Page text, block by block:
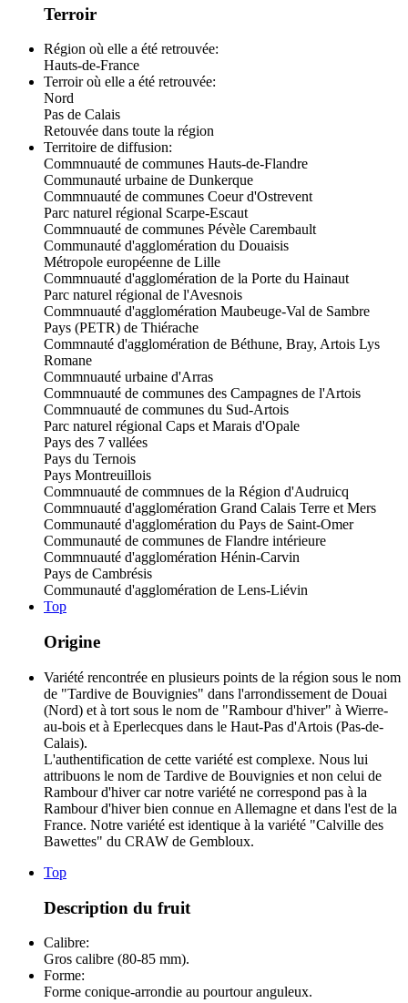
Terroir
Région où elle a été retrouvée:
Hauts-de-France
Terroir où elle a été retrouvée:
Nord
Pas de Calais
Retouvée dans toute la région
Territoire de diffusion:
Commnuauté de communes Hauts-de-Flandre
Communauté urbaine de Dunkerque
Commnuauté de communes Coeur d'Ostrevent
Parc naturel régional Scarpe-Escaut
Commnuauté de communes Pévèle Carembault
Communauté d'agglomération du Douaisis
Métropole européenne de Lille
Commnuauté d'agglomération de la Porte du Hainaut
Parc naturel régional de l'Avesnois
Commnuauté d'agglomération Maubeuge-Val de Sambre
Pays (PETR) de Thiérache
Commnauté d'agglomération de Béthune, Bray, Artois Lys
Romane
Commnuauté urbaine d'Arras
Commnuauté de communes des Campagnes de l'Artois
Commnuauté de communes du Sud-Artois
Parc naturel régional Caps et Marais d'Opale
Pays des 7 vallées
Pays du Ternois
Pays Montreuillois
Commnuauté de commnues de la Région d'Audruicq
Commnuauté d'agglomération Grand Calais Terre et Mers
Communauté d'agglomération du Pays de Saint-Omer
Communauté de communes de Flandre intérieure
Commnuauté d'agglomération Hénin-Carvin
Pays de Cambrésis
Communauté d'agglomération de Lens-Liévin
Top
Origine
Variété rencontrée en plusieurs points de la région sous le nom
de "Tardive de Bouvignies" dans l'arrondissement de Douai
(Nord) et à tort sous le nom de "Rambour d'hiver" à Wierre-
au-bois et à Eperlecques dans le Haut-Pas d'Artois (Pas-de-
Calais).
L'authentification de cette variété est complexe. Nous lui
attribuons le nom de Tardive de Bouvignies et non celui de
Rambour d'hiver car notre variété ne correspond pas à la
Rambour d'hiver bien connue en Allemagne et dans l'est de la
France. Notre variété est identique à la variété "Calville des
Bawettes" du CRAW de Gembloux.
Top
Description du fruit
Calibre:
Gros calibre (80-85 mm).
Forme:
Forme conique-arrondie au pourtour anguleux.